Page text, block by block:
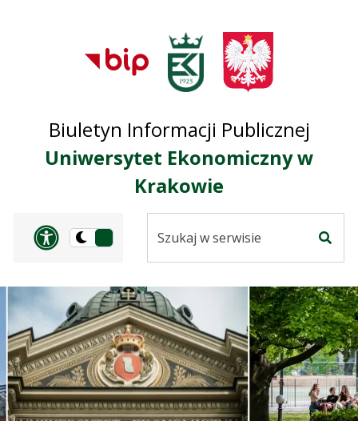
Przejdź do
głównego menu
Przejdź do treści
Przejdź do mapy
serwisu
Biuletyn Informacji Publicznej
Uniwersytet Ekonomiczny w
Krakowie
Panel dostosowania
Przełącz
ciemną
serwisie